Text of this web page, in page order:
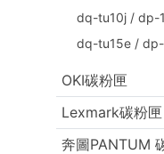
dq-tu10j / dp-
dq-tu15e /
OKI碳粉匣
Lexmark碳粉匣
奔圖PANTUM